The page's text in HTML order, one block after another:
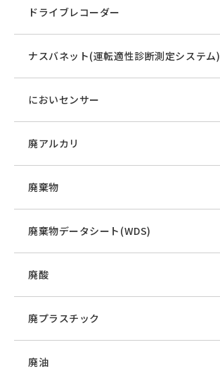
ドライブレコーダー
ナスバネット(運転適性診断測定システム)
においセンサー
廃アルカリ
廃棄物
廃棄物データシート(WDS)
廃酸
廃プラスチック
廃油